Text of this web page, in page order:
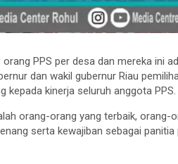
PPS per desa dan mereka ini
dan wakil gubernur Riau
kepada kinerja seluruh anggota PPS.
orang-orang yang terbaik, orang-
serta kewajiban sebagai panitia